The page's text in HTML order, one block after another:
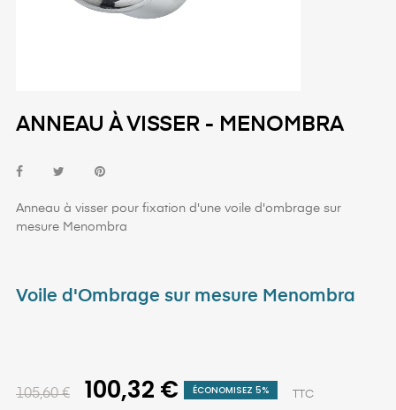
ANNEAU À VISSER - MENOMBRA
Anneau à visser pour fixation d'une voile d'ombrage sur
mesure Menombra
Voile d'Ombrage sur mesure Menombra
105,60 € 100,32 € ÉCONOMISEZ 5% TTC